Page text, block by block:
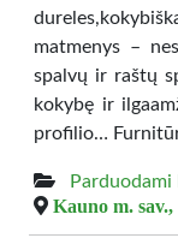
matmenys –
spalvų ir raštų
kokybę ir
profilio…
Parduodami
Kauno m. sav.,